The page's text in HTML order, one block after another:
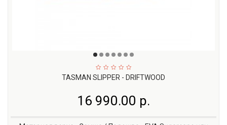
TASMAN SLIPPER - DRIFTWOOD
16 990.00 р.